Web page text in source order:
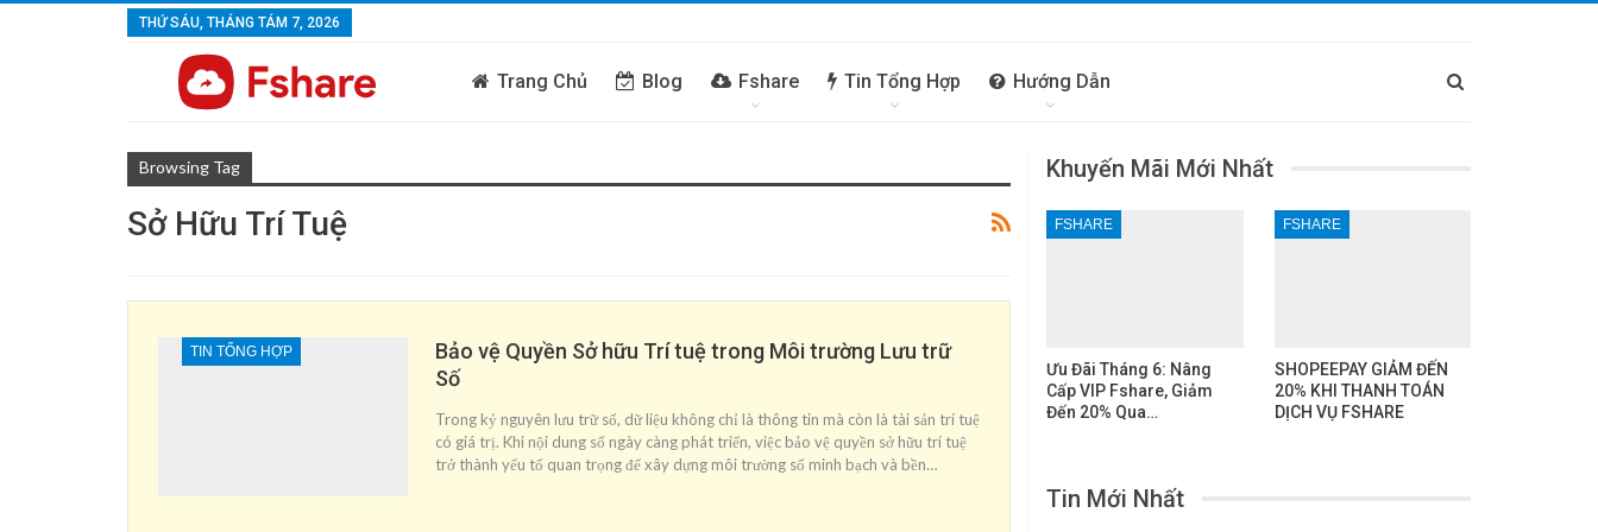
THỨ SÁU, THÁNG TÁM 7, 2026
Trang Chủ Blog Fshare Tin Tổng Hợp Hướng Dẫn
Browsing Tag
Sở Hữu Trí Tuệ
TIN TỔNG HỢP
Bảo vệ Quyền Sở hữu Trí tuệ trong Môi trường Lưu trữ
Số
Trong kỷ nguyên lưu trữ số, dữ liệu không chỉ là thông tin mà còn là tài sản trí tuệ
có giá trị. Khi nội dung số ngày càng phát triển, việc bảo vệ quyền sở hữu trí tuệ
trở thành yếu tố quan trọng để xây dựng môi trường số minh bạch và bền…
Khuyến Mãi Mới Nhất
FSHARE
Ưu Đãi Tháng 6: Nâng
Cấp VIP Fshare, Giảm
Đến 20% Qua…
FSHARE
SHOPEEPAY GIẢM ĐẾN
20% KHI THANH TOÁN
DỊCH VỤ FSHARE
Tin Mới Nhất